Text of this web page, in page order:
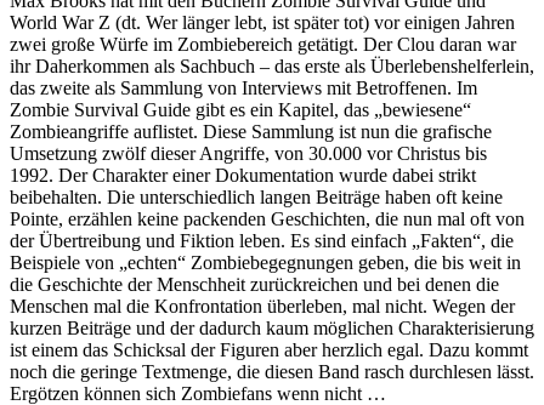
World War Z (dt. Wer länger lebt, ist später tot) vor einigen Jahren
zwei große Würfe im Zombiebereich getätigt. Der Clou daran war
ihr Daherkommen als Sachbuch – das erste als Überlebenshelferlein,
das zweite als Sammlung von Interviews mit Betroffenen. Im
Zombie Survival Guide gibt es ein Kapitel, das „bewiesene“
Zombieangriffe auflistet. Diese Sammlung ist nun die grafische
Umsetzung zwölf dieser Angriffe, von 30.000 vor Christus bis
1992. Der Charakter einer Dokumentation wurde dabei strikt
beibehalten. Die unterschiedlich langen Beiträge haben oft keine
Pointe, erzählen keine packenden Geschichten, die nun mal oft von
der Übertreibung und Fiktion leben. Es sind einfach „Fakten“, die
Beispiele von „echten“ Zombiebegegnungen geben, die bis weit in
die Geschichte der Menschheit zurückreichen und bei denen die
Menschen mal die Konfrontation überleben, mal nicht. Wegen der
kurzen Beiträge und der dadurch kaum möglichen Charakterisierung
ist einem das Schicksal der Figuren aber herzlich egal. Dazu kommt
noch die geringe Textmenge, die diesen Band rasch durchlesen lässt.
Ergötzen können sich Zombiefans wenn nicht …